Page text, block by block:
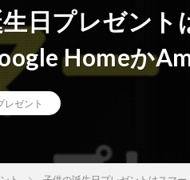
日プレゼント
Homeか
レゼント